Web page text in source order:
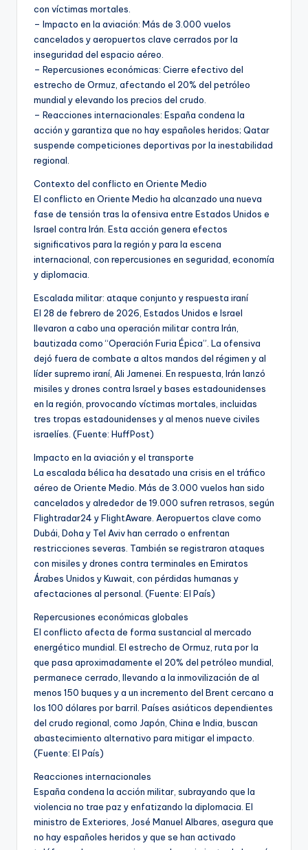
con víctimas mortales.
– Impacto en la aviación: Más de 3.000 vuelos
cancelados y aeropuertos clave cerrados por la
inseguridad del espacio aéreo.
– Repercusiones económicas: Cierre efectivo del
estrecho de Ormuz, afectando el 20% del petróleo
mundial y elevando los precios del crudo.
– Reacciones internacionales: España condena la
acción y garantiza que no hay españoles heridos; Qatar
suspende competiciones deportivas por la inestabilidad
regional.
Contexto del conflicto en Oriente Medio
El conflicto en Oriente Medio ha alcanzado una nueva
fase de tensión tras la ofensiva entre Estados Unidos e
Israel contra Irán. Esta acción genera efectos
significativos para la región y para la escena
internacional, con repercusiones en seguridad, economía
y diplomacia.
Escalada militar: ataque conjunto y respuesta iraní
El 28 de febrero de 2026, Estados Unidos e Israel
llevaron a cabo una operación militar contra Irán,
bautizada como “Operación Furia Épica”. La ofensiva
dejó fuera de combate a altos mandos del régimen y al
líder supremo iraní, Ali Jamenei. En respuesta, Irán lanzó
misiles y drones contra Israel y bases estadounidenses
en la región, provocando víctimas mortales, incluidas
tres tropas estadounidenses y al menos nueve civiles
israelíes. (Fuente: HuffPost)
Impacto en la aviación y el transporte
La escalada bélica ha desatado una crisis en el tráfico
aéreo de Oriente Medio. Más de 3.000 vuelos han sido
cancelados y alrededor de 19.000 sufren retrasos, según
Flightradar24 y FlightAware. Aeropuertos clave como
Dubái, Doha y Tel Aviv han cerrado o enfrentan
restricciones severas. También se registraron ataques
con misiles y drones contra terminales en Emiratos
Árabes Unidos y Kuwait, con pérdidas humanas y
afectaciones al personal. (Fuente: El País)
Repercusiones económicas globales
El conflicto afecta de forma sustancial al mercado
energético mundial. El estrecho de Ormuz, ruta por la
que pasa aproximadamente el 20% del petróleo mundial,
permanece cerrado, llevando a la inmovilización de al
menos 150 buques y a un incremento del Brent cercano a
los 100 dólares por barril. Países asiáticos dependientes
del crudo regional, como Japón, China e India, buscan
abastecimiento alternativo para mitigar el impacto.
(Fuente: El País)
Reacciones internacionales
España condena la acción militar, subrayando que la
violencia no trae paz y enfatizando la diplomacia. El
ministro de Exteriores, José Manuel Albares, asegura que
no hay españoles heridos y que se han activado